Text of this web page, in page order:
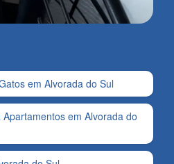
em Alvorada do Sul
em Alvorada do